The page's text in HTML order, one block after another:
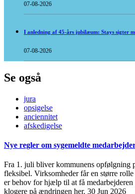
07-08-2026
I anledning af 45-års jubilæum: Stays sigter
07-08-2026
Se også
jura
opsigelse
anciennitet
afskedigelse
Nye regler om sygemeldte
Fra 1. juli bliver kommunens opfølgning
fleksibel. Virksomheder får en større
er behov for hjælp til at få
klogere på ændringen her. 30 Jun 2026